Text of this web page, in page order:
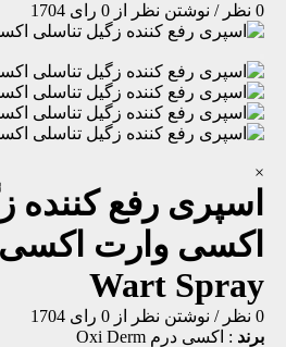
0 نظر / نوشتن نظر از 0 رای 1704
×
اسپری رفع کننده
اکسی وارت
Wart Spray
0 نظر / نوشتن نظر از 0 رای
1704
برند : اکسی درم Oxi Derm